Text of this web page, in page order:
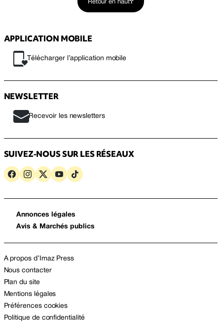
Retour en haut
APPLICATION MOBILE
Télécharger l’application mobile
NEWSLETTER
Recevoir les newsletters
SUIVEZ-NOUS SUR LES RÉSEAUX
Annonces légales
Avis & Marchés publics
A propos d’Imaz Press
Nous contacter
Plan du site
Mentions légales
Préférences cookies
Politique de confidentialité